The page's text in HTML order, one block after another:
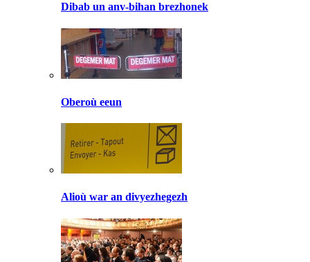
Dibab un anv-bihan brezhonek
Oberoù eeun
Alioù war an divyezhegezh